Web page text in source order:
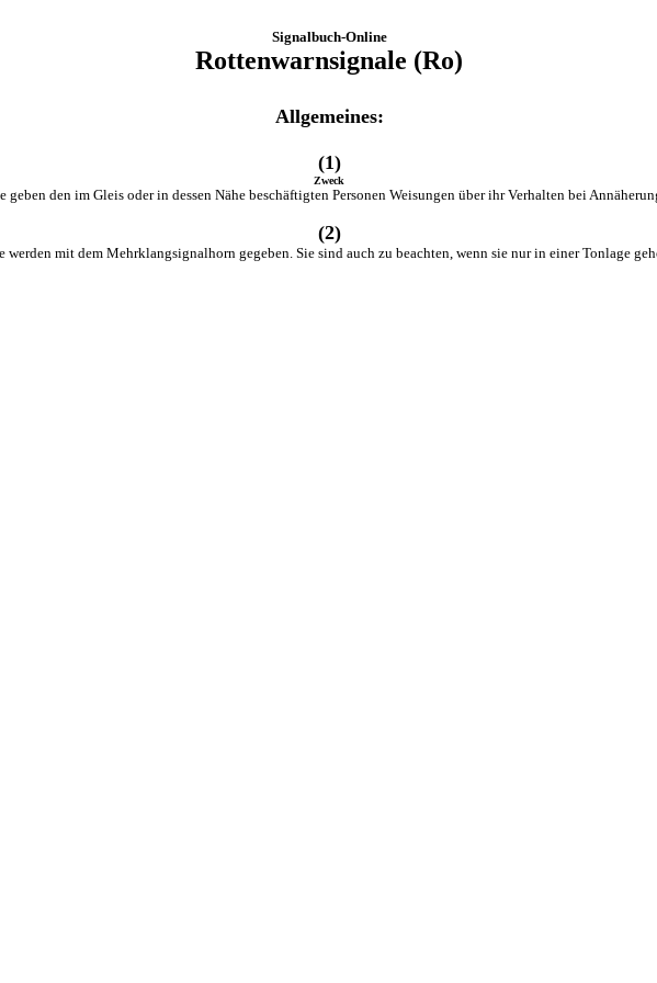
Signalbuch-Online
Rottenwarnsignale (Ro)
Allgemeines:
(1)
Zweck
geben den im Gleis oder in dessen Nähe beschäftigten Personen Weisungen über ihr Verhalten bei
(2)
werden mit dem Mehrklangsignalhorn gegeben. Sie sind auch zu beachten, wenn sie nur in einer Tonlage